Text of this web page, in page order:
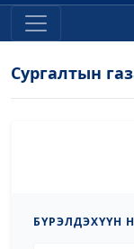
Сургалтын
БҮРЭЛДЭХҮҮН